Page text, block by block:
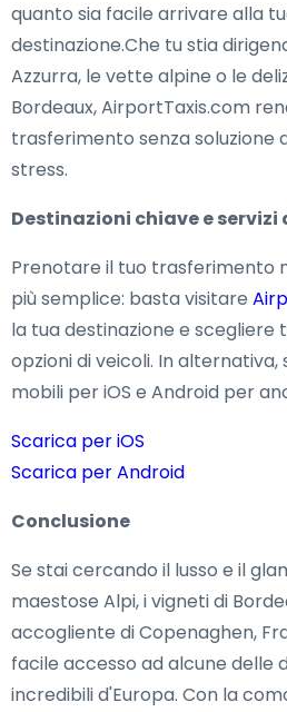
quanto sia facile arrivare alla
destinazione.Che tu stia
Azzurra, le vette alpine o le
Bordeaux, AirportTaxis.com
trasferimento senza soluzione
stress.
Destinazioni chiave e
Prenotare il tuo trasferimento
più semplice: basta visitare
la tua destinazione e scegliere
opzioni di veicoli. In
mobili per iOS e Android per
Scarica per iOS
Scarica per Android
Conclusione
Se stai cercando il lusso e il
maestose Alpi, i vigneti di
accogliente di Copenaghen,
facile accesso ad alcune delle
incredibili d'Europa. Con la